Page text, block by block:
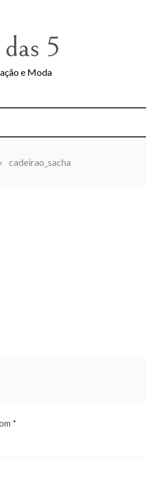
5
e Moda
cadeirao_sacha
*